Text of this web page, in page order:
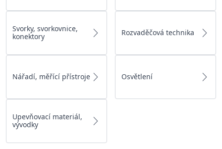
Svorky, svorkovnice,
konektory
Rozvaděčová technika
Nářadí, měřící přístroje Osvětlení
Upevňovací materiál,
vývodky